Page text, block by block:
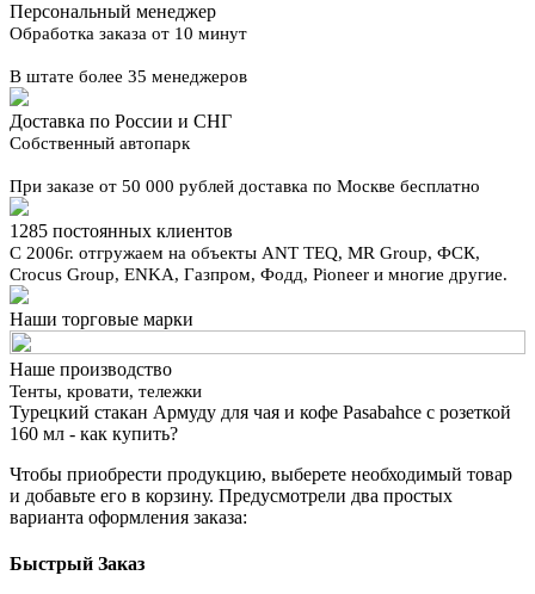
Персональный менеджер
Обработка заказа от 10 минут
В штате более 35 менеджеров
Доставка по России и СНГ
Собственный автопарк
При заказе от 50 000 рублей доставка по Москве бесплатно
1285 постоянных клиентов
С 2006г. отгружаем на объекты ANT TEQ, MR Group, ФСК,
Crocus Group, ENKA, Газпром, Фодд, Pioneer и многие другие.
Наши торговые марки
Наше производство
Тенты, кровати, тележки
Турецкий стакан Армуду для чая и кофе Pasabahce с розеткой
160 мл - как купить?
Чтобы приобрести продукцию, выберете необходимый товар
и добавьте его в корзину. Предусмотрели два простых
варианта оформления заказа:
Быстрый Заказ